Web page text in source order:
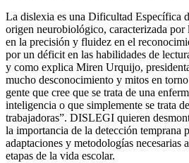
La dislexia es una Dificultad Específica
origen neurobiológico, caracterizada por
en la precisión y fluidez en el
por un déficit en las habilidades de
y como explica Miren Urquijo,
mucho desconocimiento y mitos en
gente que cree que se trata de una
inteligencia o que simplemente se trata
trabajadoras”. DISLEGI quieren
la importancia de la detección temprana
adaptaciones y metodologías necesarias
etapas de la vida escolar.